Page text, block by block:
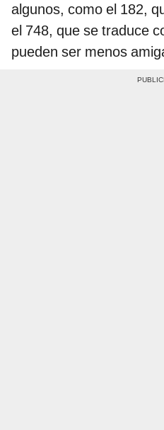
algunos, como el 182,
el 748, que se traduce
pueden ser menos